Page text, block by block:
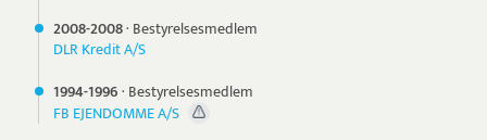
2008-2008· Bestyrelsesmedlem
DLR Kredit A/S
1994-1996· Bestyrelsesmedlem
FB EJENDOMME A/S